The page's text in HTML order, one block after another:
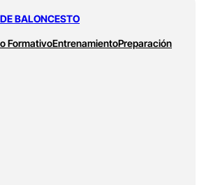
BALONCESTO
FormativoEntrenamientoPreparación